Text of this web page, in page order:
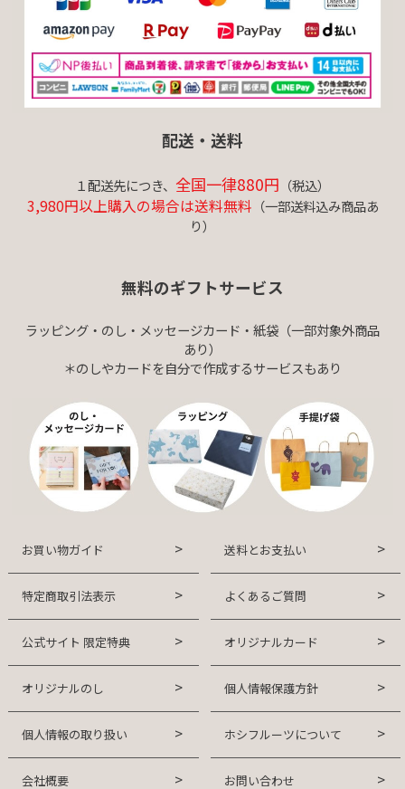
配送・送料
１配送先につき、 全国一律880円 （税込）
3,980円以上購入の場合は送料無料 （一部送料込み商品あ
り）
無料のギフトサービス
ラッピング・のし・メッセージカード・紙袋（一部対象外商品
あり）
＊のしやカードを自分で作成するサービスもあり
お買い物ガイド 送料とお支払い
特定商取引法表示 よくあるご質問
公式サイト 限定特典 オリジナルカード
オリジナルのし 個人情報保護方針
個人情報の取り扱い ホシフルーツについて
会社概要 お問い合わせ